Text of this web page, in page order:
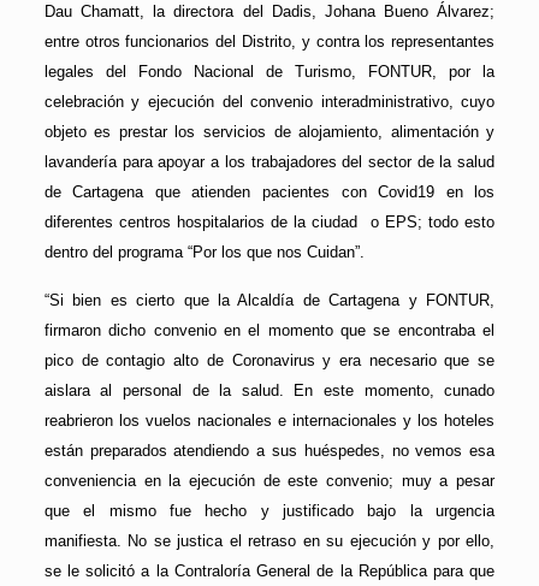
Dau Chamatt, la directora del Dadis, Johana Bueno Álvarez;
entre otros funcionarios del Distrito, y contra los representantes
legales del Fondo Nacional de Turismo, FONTUR, por la
celebración y ejecución del convenio interadministrativo, cuyo
objeto es prestar los servicios de alojamiento, alimentación y
lavandería para apoyar a los trabajadores del sector de la salud
de Cartagena que atienden pacientes con Covid19 en los
diferentes centros hospitalarios de la ciudad o EPS; todo esto
dentro del programa “Por los que nos Cuidan”.
“Si bien es cierto que la Alcaldía de Cartagena y FONTUR,
firmaron dicho convenio en el momento que se encontraba el
pico de contagio alto de Coronavirus y era necesario que se
aislara al personal de la salud. En este momento, cunado
reabrieron los vuelos nacionales e internacionales y los hoteles
están preparados atendiendo a sus huéspedes, no vemos esa
conveniencia en la ejecución de este convenio; muy a pesar
que el mismo fue hecho y justificado bajo la urgencia
manifiesta. No se justica el retraso en su ejecución y por ello,
se le solicitó a la Contraloría General de la República para que